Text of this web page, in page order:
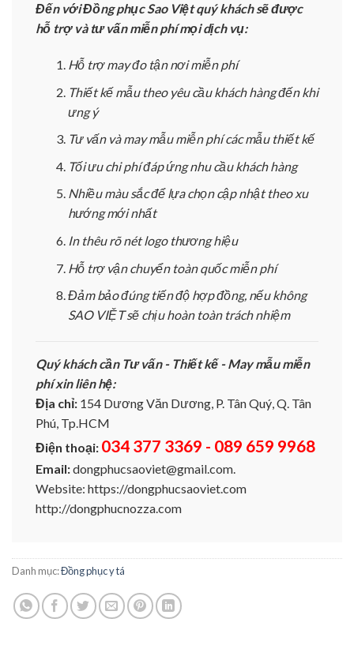
Đến với Đồng phục Sao Việt quý khách sẽ được
hỗ trợ và tư vấn miễn phí mọi dịch vụ:
Hỗ trợ may đo tận nơi miễn phí
Thiết kế mẫu theo yêu cầu khách hàng đến khi
ưng ý
Tư vấn và may mẫu miễn phí các mẫu thiết kế
Tối ưu chi phí đáp ứng nhu cầu khách hàng
Nhiều màu sắc để lựa chọn cập nhật theo xu
hướng mới nhất
In thêu rõ nét logo thương hiệu
Hỗ trợ vận chuyển toàn quốc miễn phí
Đảm bảo đúng tiến độ hợp đồng, nếu không
SAO VIỆT sẽ chịu hoàn toàn trách nhiệm
Quý khách cần Tư vấn - Thiết kế - May mẫu miễn
phí xin liên hệ:
Địa chỉ: 154 Dương Văn Dương, P. Tân Quý, Q. Tân
Phú, Tp.HCM
Điện thoại: 034 377 3369 - 089 659 9968
Email:dongphucsaoviet@gmail.com.
Website: https://dongphucsaoviet.com
http://dongphucnozza.com
Danh mục:Đồng phục y tá